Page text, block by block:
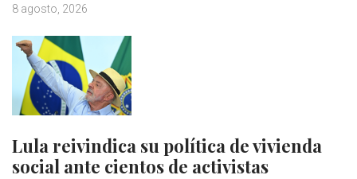
8 agosto, 2026
Lula reivindica su política de vivienda
social ante cientos de activistas